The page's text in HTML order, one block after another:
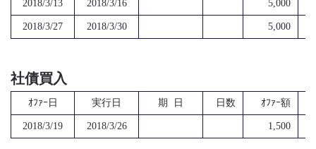
2018/3/13 2018/3/16 5,000
2018/3/27 2018/3/30 5,000
社債買入
ｵﾌｧｰ日 実行日 期 日 日数 ｵﾌｧｰ額
2018/3/19 2018/3/26 1,500